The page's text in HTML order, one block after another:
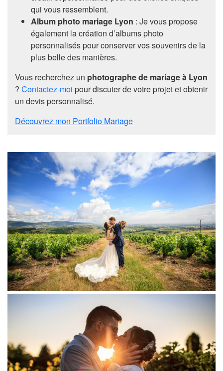
qui vous ressemblent.
Album photo mariage Lyon : Je vous propose
également la création d’albums photo
personnalisés pour conserver vos souvenirs de la
plus belle des manières.
Vous recherchez un photographe de mariage à Lyon
? Contactez-moi pour discuter de votre projet et obtenir
un devis personnalisé.
Découvrez mon Portfolio Mariage